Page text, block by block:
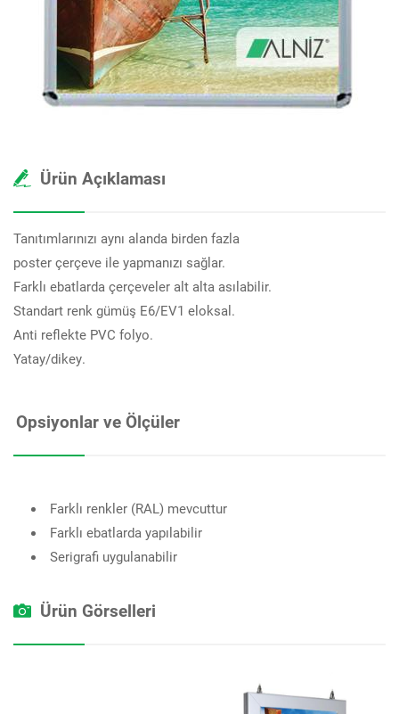
Ürün Açıklaması
Tanıtımlarınızı aynı alanda birden fazla
poster çerçeve ile yapmanızı sağlar.
Farklı ebatlarda çerçeveler alt alta asılabilir.
Standart renk gümüş E6/EV1 eloksal.
Anti reflekte PVC folyo.
Yatay/dikey.
Opsiyonlar ve Ölçüler
Farklı renkler (RAL) mevcuttur
Farklı ebatlarda yapılabilir
Serigrafi uygulanabilir
Ürün Görselleri